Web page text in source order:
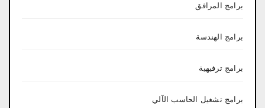
برامج المرافق
برامج الهندسة
برامج ترفيهية
برامج تشغيل الحاسب الآلي